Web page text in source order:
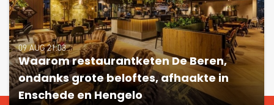
09 AUG 21:03
Waarom restaurantketen De Beren,
ondanks grote beloftes, afhaakte in
Enschede en Hengelo